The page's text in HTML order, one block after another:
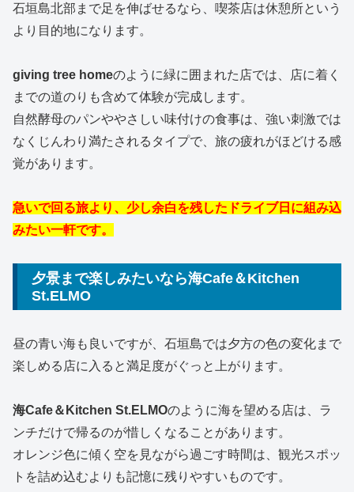
石垣島北部まで足を伸ばせるなら、喫茶店は休憩所という
より目的地になります。
giving tree homeのように緑に囲まれた店では、店に着く
までの道のりも含めて体験が完成します。
自然酵母のパンややさしい味付けの食事は、強い刺激では
なくじんわり満たされるタイプで、旅の疲れがほどける感
覚があります。
急いで回る旅より、少し余白を残したドライブ日に組み込
みたい一軒です。
夕景まで楽しみたいなら海Cafe＆Kitchen
St.ELMO
昼の青い海も良いですが、石垣島では夕方の色の変化まで
楽しめる店に入ると満足度がぐっと上がります。
海Cafe＆Kitchen St.ELMOのように海を望める店は、ラ
ンチだけで帰るのが惜しくなることがあります。
オレンジ色に傾く空を見ながら過ごす時間は、観光スポッ
トを詰め込むよりも記憶に残りやすいものです。